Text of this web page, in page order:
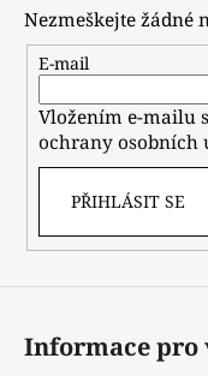
Nezmeškejte žádné
E-mail
Vložením e-mailu
ochrany osobních
PŘIHLÁSIT SE
Informace pro